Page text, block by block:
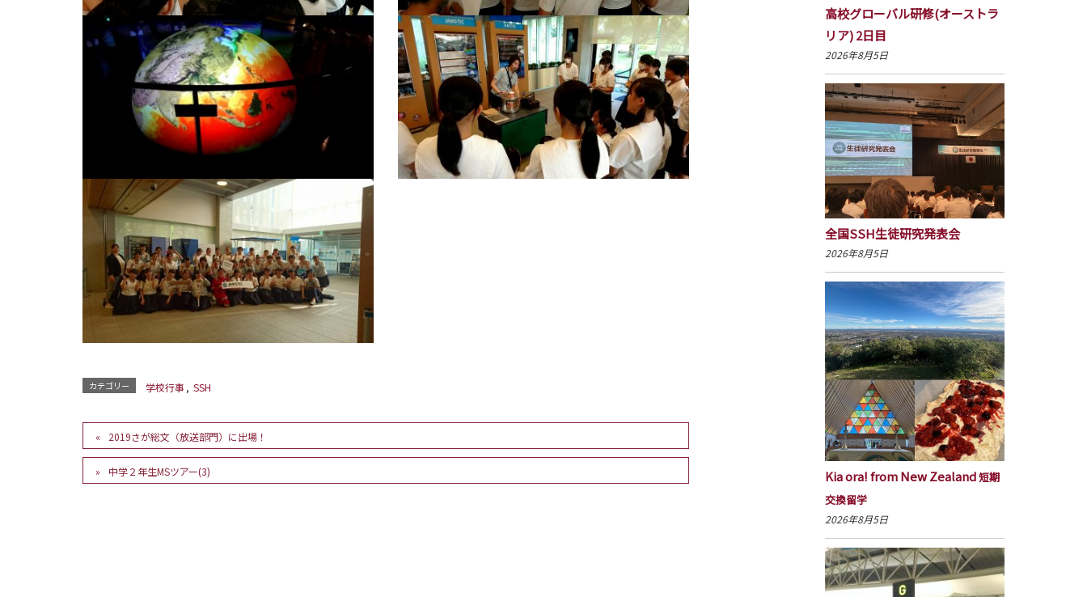
カテゴリー 学校行事 , SSH
2019さが総文（放送部門）に出場！
中学２年生MSツアー(3)
高校グローバル研修(オーストラ
リア) 2日目
2026年8月5日
全国SSH生徒研究発表会
2026年8月5日
Kia ora! from New Zealand短期
交換留学
2026年8月5日